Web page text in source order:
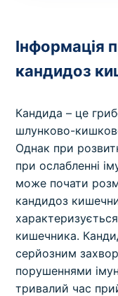
Інформація
кандидоз
Кандида – це
шлунково-
Однак при
при ослабленні
може почати
кандидоз
кишечника.
серйозним
порушеннями
тривалий час